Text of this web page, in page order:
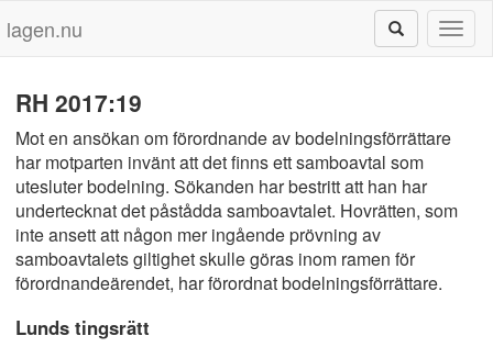
lagen.nu
RH 2017:19
Mot en ansökan om förordnande av bodelningsförrättare
har motparten invänt att det finns ett samboavtal som
utesluter bodelning. Sökanden har bestritt att han har
undertecknat det påstådda samboavtalet. Hovrätten, som
inte ansett att någon mer ingående prövning av
samboavtalets giltighet skulle göras inom ramen för
förordnandeärendet, har förordnat bodelningsförrättare.
Lunds tingsrätt